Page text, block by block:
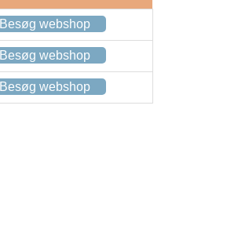
Besøg webshop
Besøg webshop
Besøg webshop